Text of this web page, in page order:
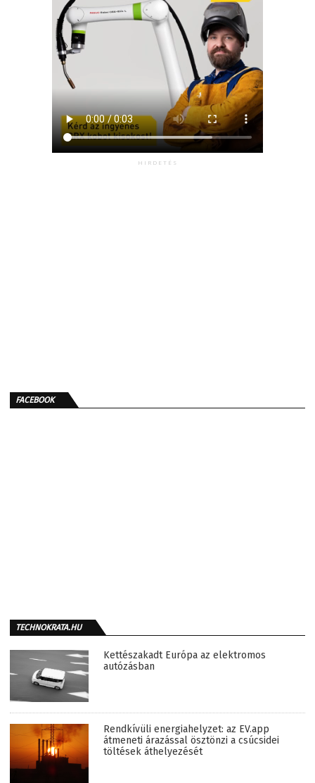
HIRDETÉS
FACEBOOK
TECHNOKRATA.HU
Kettészakadt Európa az elektromos
autózásban
Rendkívüli energiahelyzet: az EV.app
átmeneti árazással ösztönzi a csúcsidei
töltések áthelyezését